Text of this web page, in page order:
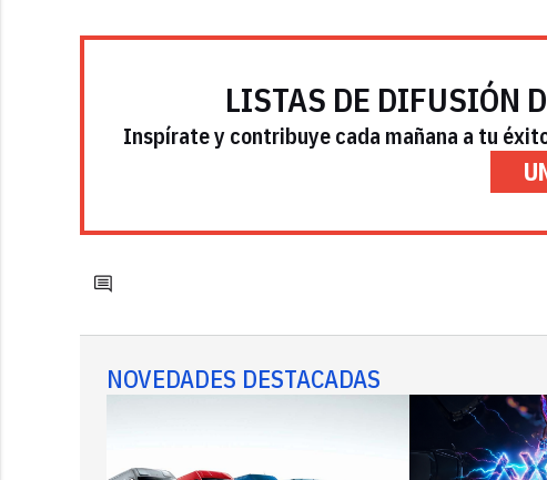
LISTAS DE DIFUSIÓN
Inspírate y contribuye cada mañana a tu
NOVEDADES DESTACADAS